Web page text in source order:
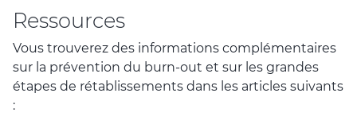
Ressources
Vous trouverez des informations complémentaires
sur la prévention du burn-out et sur les grandes
étapes de rétablissements dans les articles suivants
: